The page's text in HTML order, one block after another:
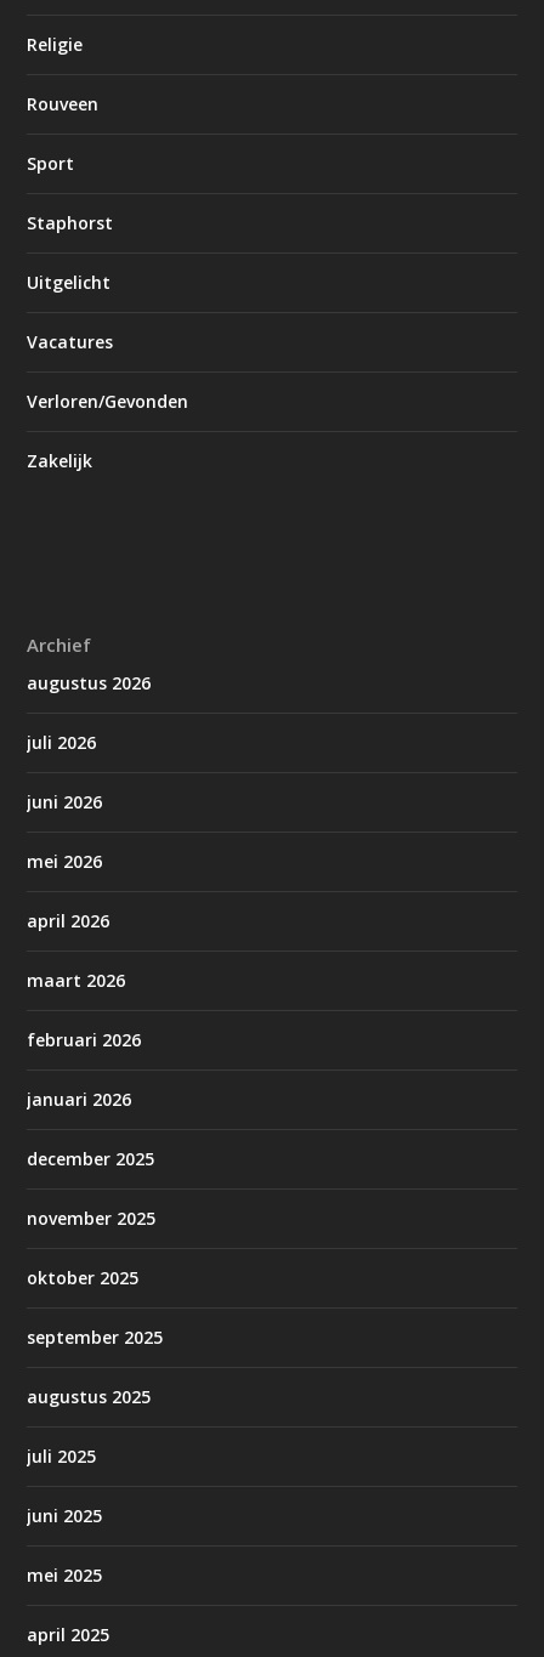
Religie
Rouveen
Sport
Staphorst
Uitgelicht
Vacatures
Verloren/Gevonden
Zakelijk
Archief
augustus 2026
juli 2026
juni 2026
mei 2026
april 2026
maart 2026
februari 2026
januari 2026
december 2025
november 2025
oktober 2025
september 2025
augustus 2025
juli 2025
juni 2025
mei 2025
april 2025